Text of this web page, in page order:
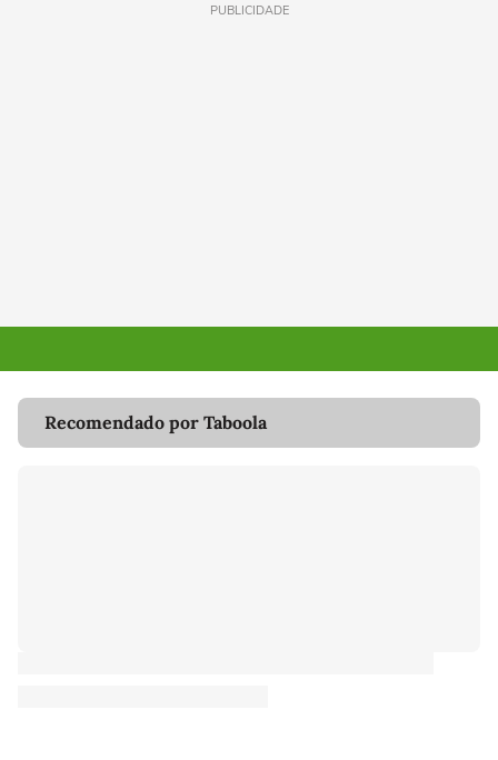
PUBLICIDADE
Recomendado por Taboola